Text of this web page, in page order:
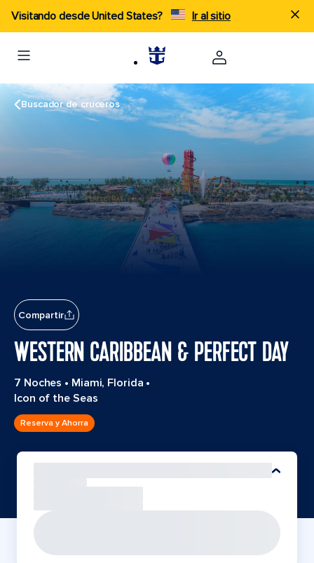
Visitando desde United States? Ir al sitio
Buscador de cruceros
Compartir
WESTERN CARIBBEAN & PERFECT DAY
7 Noches • Miami, Florida •
Icon of the Seas
Reserva y Ahorra